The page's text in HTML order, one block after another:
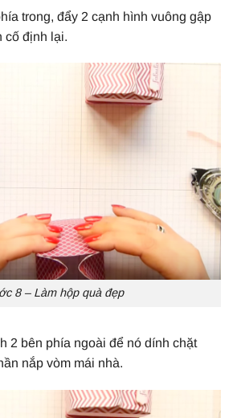
trong, đẩy 2 cạnh hình vuông gập
cố định lại.
8 – Làm hộp quà đẹp
2 bên phía ngoài để nó dính chặt
nắp vòm mái nhà.